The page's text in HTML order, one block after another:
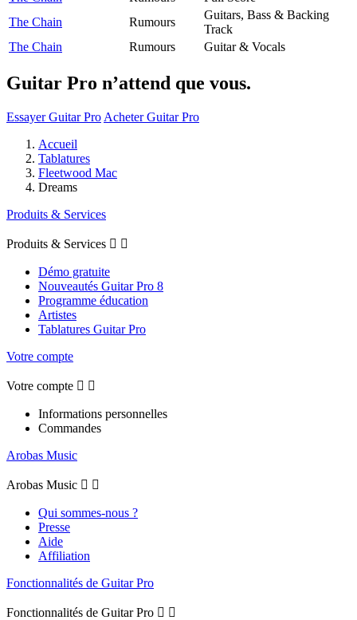
The Chain
Rumours
Guitars, Bass & Backing
Track
The Chain
Rumours Guitar & Vocals
Guitar Pro n’attend que vous.
Essayer Guitar Pro Acheter Guitar Pro
Accueil
Tablatures
Fleetwood Mac
Dreams
Produits & Services
Produits & Services  
Démo gratuite
Nouveautés Guitar Pro 8
Programme éducation
Artistes
Tablatures Guitar Pro
Votre compte
Votre compte  
Informations personnelles
Commandes
Arobas Music
Arobas Music  
Qui sommes-nous ?
Presse
Aide
Affiliation
Fonctionnalités de Guitar Pro
Fonctionnalités de Guitar Pro  